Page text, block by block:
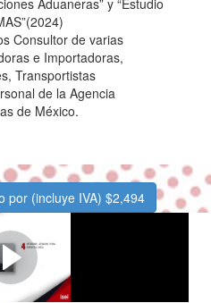
Aduaneras” y “Estudio
Consultor de varias
e Importadoras,
Transportistas
de la Agencia
de México.
por (incluye IVA) $2,494
-
1,5x y 2x